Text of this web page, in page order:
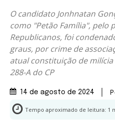
O candidato Jonhnatan
como "Petão Família", pelo
Republicanos, foi
graus, por crime de
atual constituição de
288-A do CP
14 de agosto de 2024
Tempo aproximado de leitura: 1